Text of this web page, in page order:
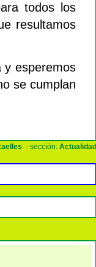
todos los
resultamos
y esperemos
se cumplan
· sección: Actualidad